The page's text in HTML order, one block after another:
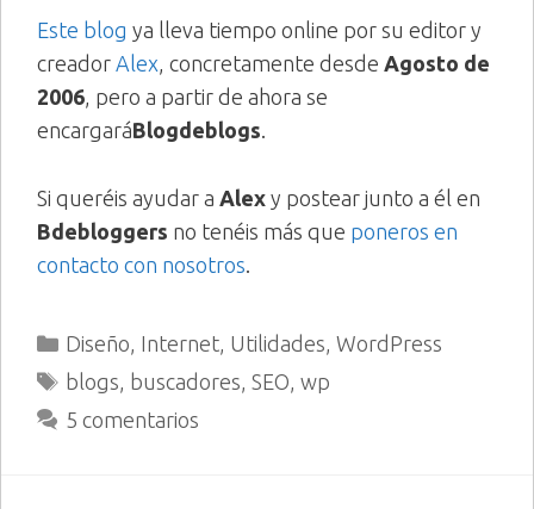
Este blog ya lleva tiempo online por su editor y
creador Alex , concretamente desde Agosto de
2006 , pero a partir de ahora se
encargaráBlogdeblogs
Si queréis ayudar a Alex y postear junto a él en
Bdebloggers no tenéis más que poneros en
contacto con nosotros
Categorías
Diseño Internet, Utilidades WordPress
Etiquetas
blogs buscadores SEO wp
5 comentarios